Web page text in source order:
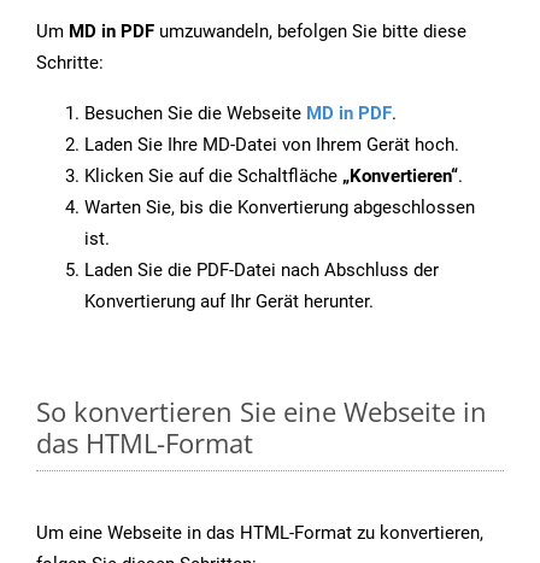
Um MD in PDF umzuwandeln, befolgen Sie bitte diese
Schritte:
Besuchen Sie die Webseite MD in PDF.
Laden Sie Ihre MD-Datei von Ihrem Gerät hoch.
Klicken Sie auf die Schaltfläche „Konvertieren“.
Warten Sie, bis die Konvertierung abgeschlossen
ist.
Laden Sie die PDF-Datei nach Abschluss der
Konvertierung auf Ihr Gerät herunter.
So konvertieren Sie eine Webseite in
das HTML-Format
Um eine Webseite in das HTML-Format zu konvertieren,